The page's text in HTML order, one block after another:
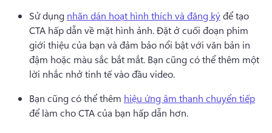
Sử dụng nhãn dán hoạt hình thích và đăng ký để tạo
CTA hấp dẫn về mặt hình ảnh. Đặt ở cuối đoạn phim
giới thiệu của bạn và đảm bảo nổi bật với văn bản in
đậm hoặc màu sắc bắt mắt. Bạn cũng có thể thêm một
lời nhắc nhở tinh tế vào đầu video.
Bạn cũng có thể thêm hiệu ứng âm thanh chuyển tiếp
để làm cho CTA của bạn hấp dẫn hơn.